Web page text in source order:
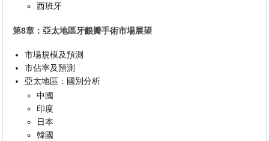
西班牙
第8章：亞太地區牙齦瓣手術市場展望
市場規模及預測
市佔率及預測
亞太地區：國別分析
中國
印度
日本
韓國